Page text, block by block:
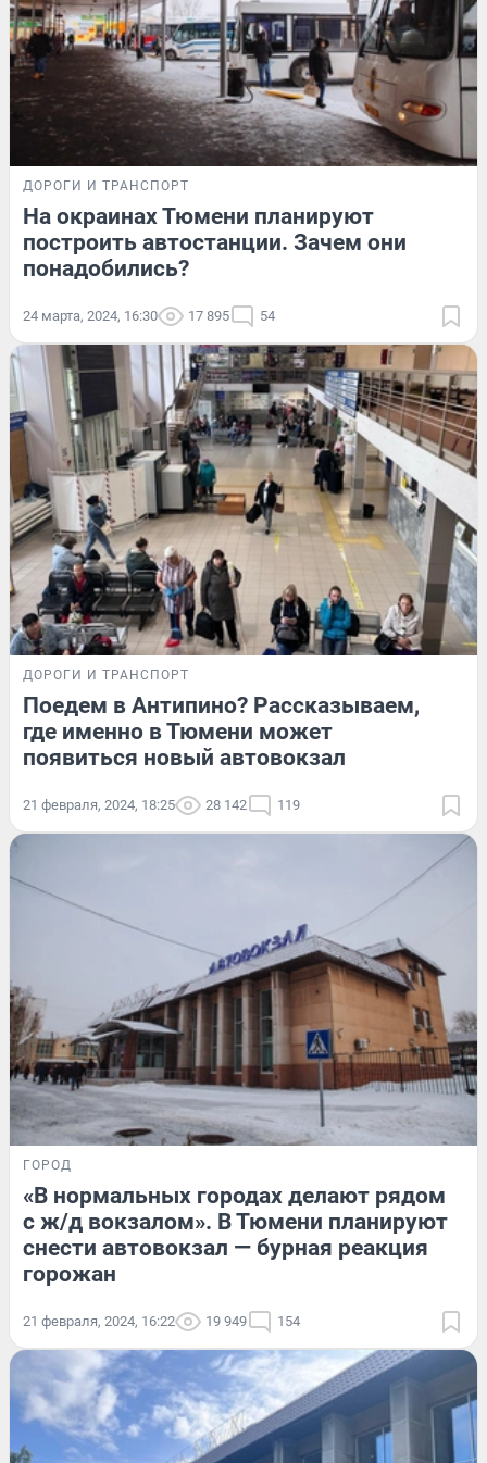
ДОРОГИ И ТРАНСПОРТ
На окраинах Тюмени планируют
построить автостанции. Зачем они
понадобились?
24 марта, 2024, 16:30 17 895 54
ДОРОГИ И ТРАНСПОРТ
Поедем в Антипино? Рассказываем,
где именно в Тюмени может
появиться новый автовокзал
21 февраля, 2024, 18:25 28 142 119
ГОРОД
«В нормальных городах делают рядом
с ж/д вокзалом». В Тюмени планируют
снести автовокзал — бурная реакция
горожан
21 февраля, 2024, 16:22 19 949 154